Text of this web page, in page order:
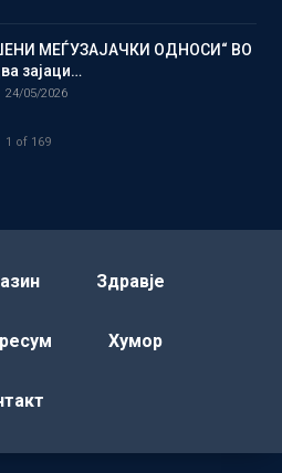
МЕЃУЗАЈАЧКИ ОДНОСИ“ ВО
зајаци…
24/05/2026
1 of 169
Здравје
Хумор